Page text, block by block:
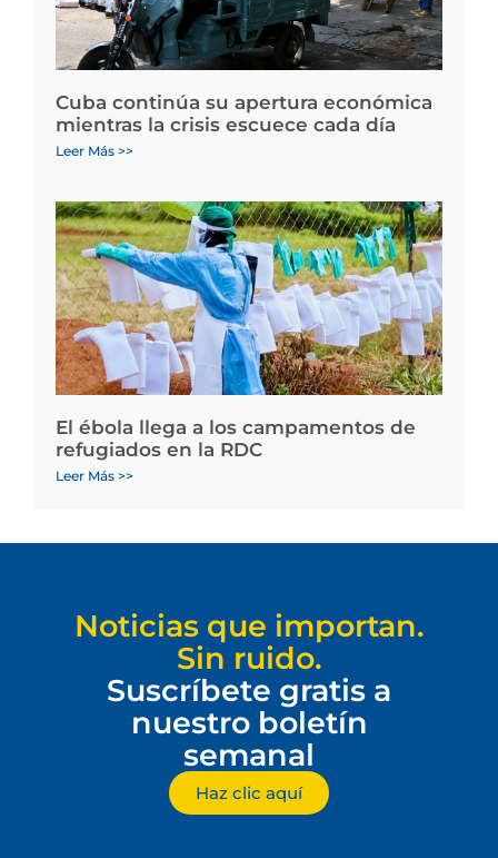
Cuba continúa su apertura económica
mientras la crisis escuece cada día
Leer Más >>
El ébola llega a los campamentos de
refugiados en la RDC
Leer Más >>
Noticias que importan.
Sin ruido.
Suscríbete gratis a
nuestro boletín
semanal
Haz clic aquí